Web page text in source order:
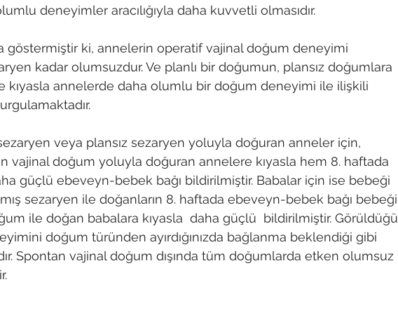
deneyimler aracılığıyla daha kuvvetli olmasıdır.
göstermiştir ki, annelerin operatif vajinal doğum deneyimi
kadar olumsuzdur. Ve planlı bir doğumun, plansız doğumlara
kıyasla annelerde daha olumlu bir doğum deneyimi ile ilişkili
veya plansız sezaryen yoluyla doğuran anneler için,
vajinal doğum yoluyla doğuran annelere kıyasla hem 8. haftada
güçlü ebeveyn-bebek bağı bildirilmiştir. Babalar için ise bebeği
sezaryen ile doğanların 8. haftada ebeveyn-bebek bağı bebeği
ile doğan babalara kıyasla  daha güçlü  bildirilmiştir. Görüldüğü
doğum türünden ayırdığınızda bağlanma beklendiği gibi
Spontan vajinal doğum dışında tüm doğumlarda etken olumsuz